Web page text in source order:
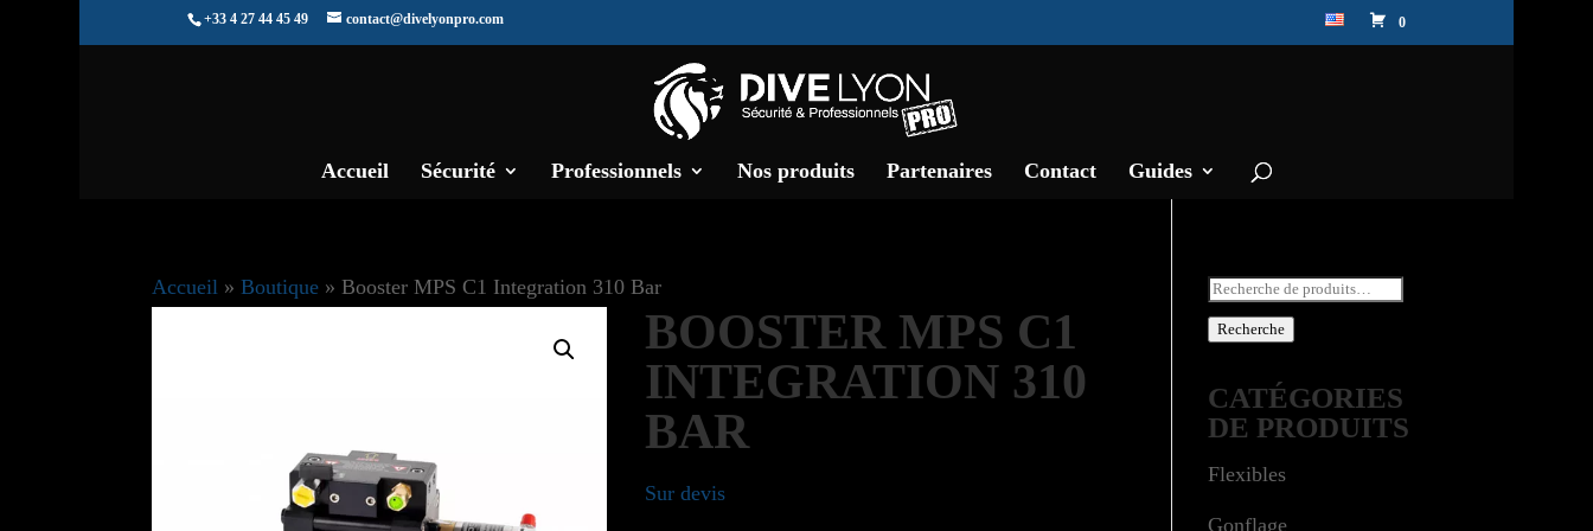
+33 4 27 44 45 49 contact@divelyonpro.com 0
Accueil Sécurité Professionnels Nos produits Partenaires Contact Guides
Accueil» Boutique» Booster MPS C1 Integration 310 Bar
BOOSTER MPS C1
INTEGRATION 310
BAR
Sur devis
Recherche
pour :
Recherche
CATÉGORIES
DE PRODUITS
Flexibles
Gonflage